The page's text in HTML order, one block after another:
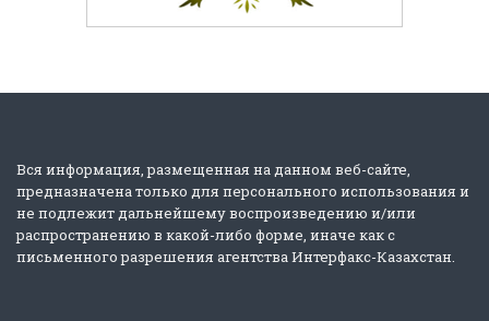
Вся информация, размещенная на данном веб-сайте,
предназначена только для персонального использования и
не подлежит дальнейшему воспроизведению и/или
распространению в какой-либо форме, иначе как с
письменного разрешения агентства Интерфакс-Казахстан.